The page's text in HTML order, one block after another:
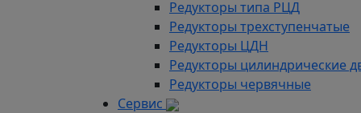
Редукторы типа РЦД
Редукторы трехступенчатые
Редукторы ЦДН
Редукторы цилиндрические
Редукторы червячные
Сервис